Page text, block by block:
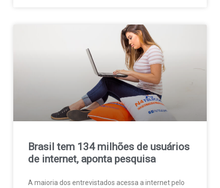
Brasil tem 134 milhões de usuários
de internet, aponta pesquisa
A maioria dos entrevistados acessa a internet pelo